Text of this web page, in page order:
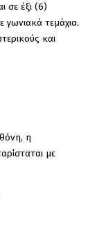
σε έξι (6)
γωνιακά τεμάχια.
και
η
με